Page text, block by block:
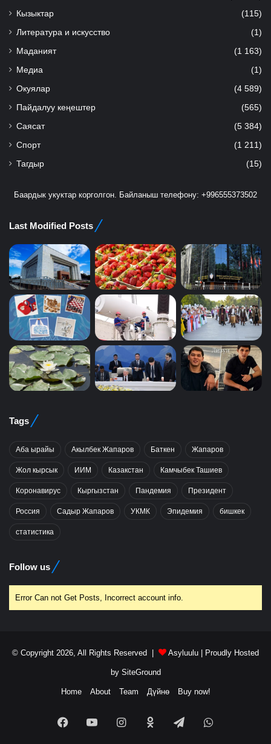
Кызыктар (115)
Литература и искусство (1)
Маданият (1 163)
Медиа (1)
Окуялар (4 589)
Пайдалуу кеңештер (565)
Саясат (5 384)
Спорт (1 211)
Тагдыр (15)
Баардык укуктар корголгон. Байланыш телефону: +996555373502
Last Modified Posts
Tags
Аба ырайы Акылбек Жапаров Баткен Жапаров
Жол кырсык ИИМ Казакстан Камчыбек Ташиев
Коронавирус Кыргызстан Пандемия Президент
Россия Садыр Жапаров УКМК Эпидемия бишкек
статистика
Follow us
Error Can not Get Posts, Incorrect account info.
© Copyright 2026, All Rights Reserved | Asyluulu | Proudly Hosted
by SiteGround
Home About Team Дүйнө Buy now!
FacebookYouTubeInstagramOdnoklassniki
TelegramWhatsApp